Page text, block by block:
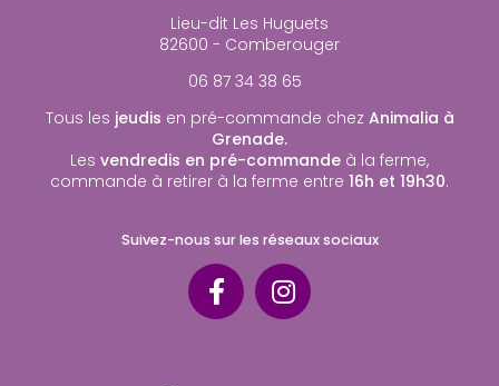
Lieu-dit Les Huguets
82600 - Comberouger
06 87 34 38 65
Tous les jeudis en pré-commande chez Animalia à
Grenade.
Les vendredis en pré-commande à la ferme,
commande à retirer à la ferme entre 16h et 19h30.
Suivez-nous sur les réseaux sociaux